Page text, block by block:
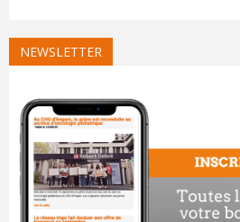
NEWSLETTER